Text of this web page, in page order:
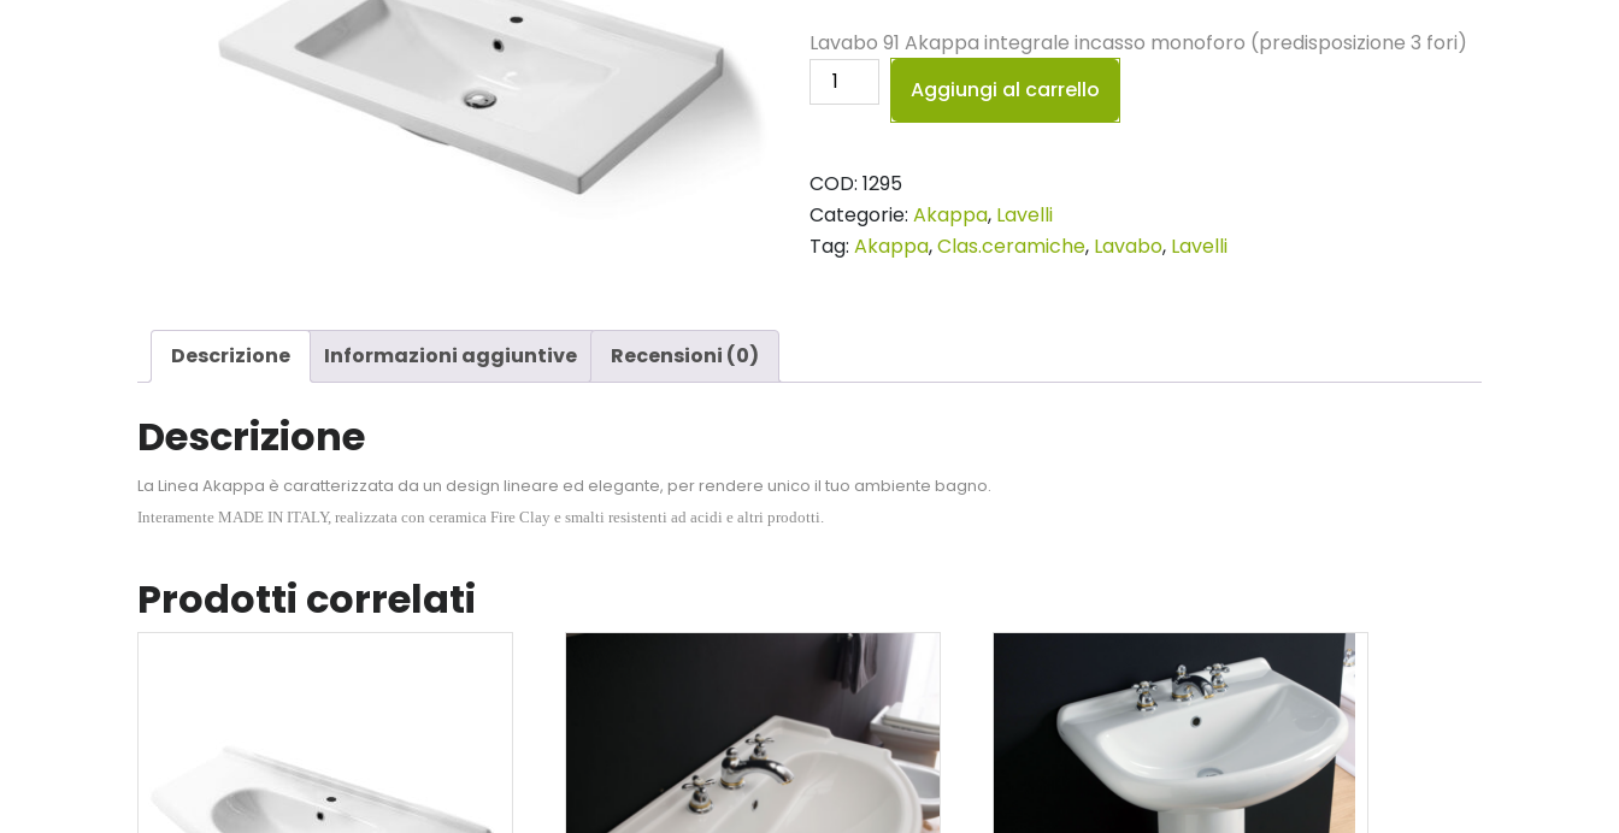
Lavabo 91 Akappa integrale incasso monoforo (predisposizione 3 fori)
Lavabo
91
Aggiungi al carrello
COD: 1295
Categorie: Akappa, Lavelli
Tag: Akappa,Clas.ceramiche, Lavabo, Lavelli
Descrizione Informazioni aggiuntive Recensioni (0)
Descrizione
La Linea Akappa è caratterizzata da un design lineare ed elegante, per rendere unico il tuo ambiente bagno.
Interamente MADE IN ITALY, realizzata con ceramica Fire Clay e smalti resistenti ad acidi e altri prodotti.
Prodotti correlati